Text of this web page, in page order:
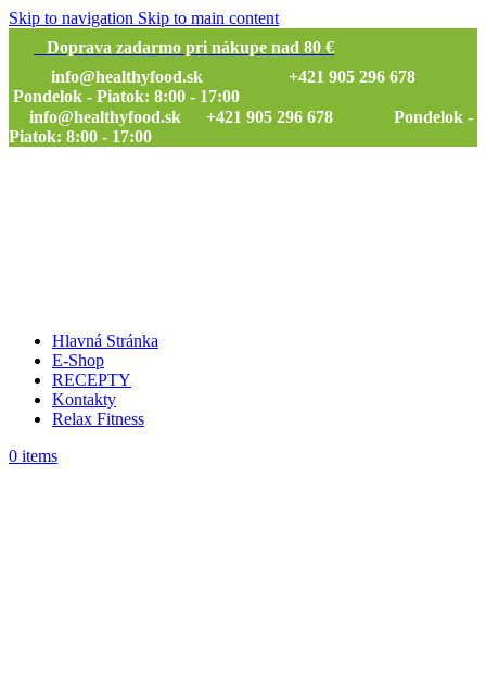
Skip to navigation Skip to main content
Doprava zadarmo pri nákupe nad 80 €
info@healthyfood.sk
+421 905 296 678
Pondelok - Piatok: 8:00 - 17:00
info@healthyfood.sk
+421 905 296 678 Pondelok -
Piatok: 8:00 - 17:00
Hlavná Stránka
E-Shop
RECEPTY
Kontakty
Relax Fitness
0 items